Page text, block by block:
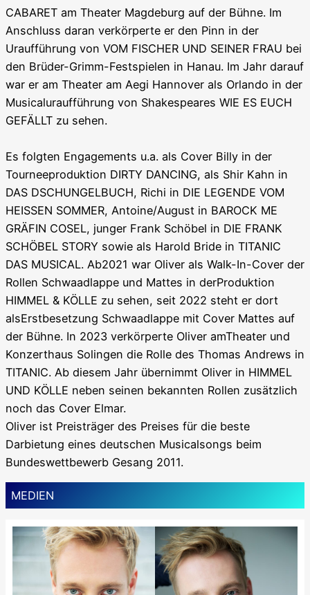
CABARET am Theater Magdeburg auf der Bühne. Im
Anschluss daran verkörperte er den Pinn in der
Uraufführung von VOM FISCHER UND SEINER FRAU bei
den Brüder-Grimm-Festspielen in Hanau. Im Jahr darauf
war er am Theater am Aegi Hannover als Orlando in der
Musicaluraufführung von Shakespeares WIE ES EUCH
GEFÄLLT zu sehen.
Es folgten Engagements u.a. als Cover Billy in der
Tourneeproduktion DIRTY DANCING, als Shir Kahn in
DAS DSCHUNGELBUCH, Richi in DIE LEGENDE VOM
HEISSEN SOMMER, Antoine/August in BAROCK ME
GRÄFIN COSEL, junger Frank Schöbel in DIE FRANK
SCHÖBEL STORY sowie als Harold Bride in TITANIC
DAS MUSICAL. Ab2021 war Oliver als Walk-In-Cover der
Rollen Schwaadlappe und Mattes in derProduktion
HIMMEL & KÖLLE zu sehen, seit 2022 steht er dort
alsErstbesetzung Schwaadlappe mit Cover Mattes auf
der Bühne. In 2023 verkörperte Oliver amTheater und
Konzerthaus Solingen die Rolle des Thomas Andrews in
TITANIC. Ab diesem Jahr übernimmt Oliver in HIMMEL
UND KÖLLE neben seinen bekannten Rollen zusätzlich
noch das Cover Elmar.
Oliver ist Preisträger des Preises für die beste
Darbietung eines deutschen Musicalsongs beim
Bundeswettbewerb Gesang 2011.
MEDIEN